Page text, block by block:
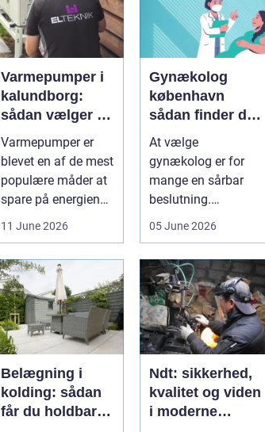
Varmepumper i
kalundborg:
sådan vælger du
den rigtige
løsning
Varmepumper er
blevet en af de mest
populære måder at
spare på energien
og få et bedre
11 June 2026
Gynækolog
københavn
sådan finder du
tryg og
professionel
hjælp
At vælge
gynækolog er for
mange en sårbar
beslutning.
Undersøgelser og
foregår i intime...
05 June 2026
Belægning i
kolding: sådan
får du holdbare
Ndt: sikkerhed,
kvalitet og viden
i moderne